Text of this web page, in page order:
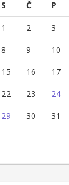
S Č P
1
2 3
8 9 10
15 16 17
22 23 24
29 30 31